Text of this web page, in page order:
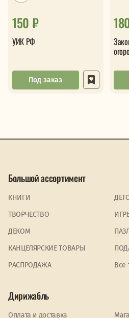
150 ₽
УИК РФ
Под заказ
Большой ассортимент
КНИГИ
ТВОРЧЕСТВО
ДЕКОМ
КАНЦЕЛЯРСКИЕ ТОВАРЫ
PАСПРОДАЖА
Все
Дирижабль
Оплата и доставка